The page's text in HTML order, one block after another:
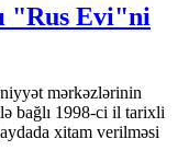
"Rus Evi"ni
mərkəzlərinin
bağlı 1998-ci il tarixli
xitam verilməsi